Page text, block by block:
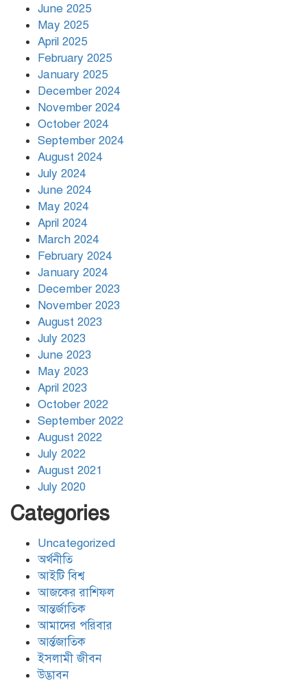
অবনী– ইয়াসমিন শরীফ
June 2025
May 2025
April 2025
February 2025
January 2025
December 2024
November 2024
October 2024
September 2024
August 2024
July 2024
June 2024
May 2024
April 2024
March 2024
February 2024
January 2024
December 2023
November 2023
August 2023
July 2023
June 2023
May 2023
April 2023
October 2022
September 2022
August 2022
July 2022
August 2021
July 2020
Categories
Uncategorized
অর্থনীতি
আইটি বিশ্ব
আজকের রাশিফল
আন্তর্জাতিক
আমাদের পরিবার
আর্ন্তজাতিক
ইসলামী জীবন
উদ্ভাবন